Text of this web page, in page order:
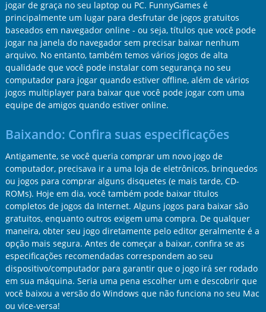
jogar de graça no seu laptop ou PC. FunnyGames é
principalmente um lugar para desfrutar de jogos gratuitos
baseados em navegador online - ou seja, títulos que você pode
jogar na janela do navegador sem precisar baixar nenhum
arquivo. No entanto, também temos vários jogos de alta
qualidade que você pode instalar com segurança no seu
computador para jogar quando estiver offline, além de vários
jogos multiplayer para baixar que você pode jogar com uma
equipe de amigos quando estiver online.
Baixando: Confira suas especificações
Antigamente, se você queria comprar um novo jogo de
computador, precisava ir a uma loja de eletrônicos, brinquedos
ou jogos para comprar alguns disquetes (e mais tarde, CD-
ROMs). Hoje em dia, você também pode baixar títulos
completos de jogos da Internet. Alguns jogos para baixar são
gratuitos, enquanto outros exigem uma compra. De qualquer
maneira, obter seu jogo diretamente pelo editor geralmente é a
opção mais segura. Antes de começar a baixar, confira se as
especificações recomendadas correspondem ao seu
dispositivo/computador para garantir que o jogo irá ser rodado
em sua máquina. Seria uma pena escolher um e descobrir que
você baixou a versão do Windows que não funciona no seu Mac
ou vice-versa!